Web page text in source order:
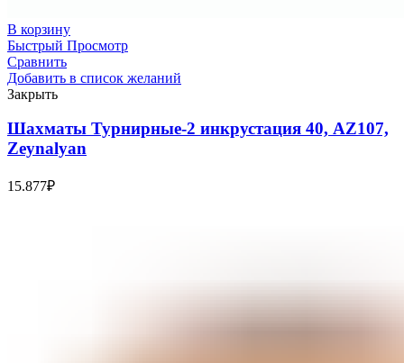
В корзину
Быстрый Просмотр
Сравнить
Добавить в список желаний
Закрыть
Шахматы Турнирные-2 инкрустация 40, AZ107,
Zeynalyan
15.877₽